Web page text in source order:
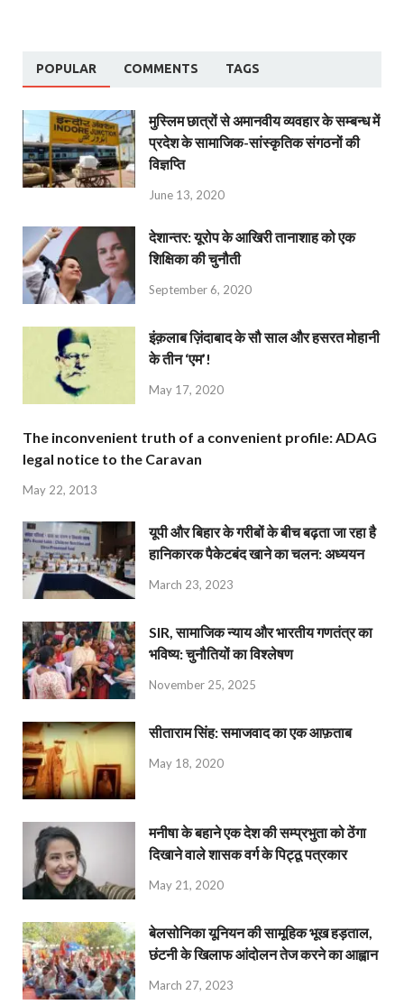
POPULAR COMMENTS TAGS
मुस्लिम छात्रों से अमानवीय व्यवहार के सम्बन्ध में
प्रदेश के सामाजिक-सांस्कृतिक संगठनों की
विज्ञप्ति
June 13, 2020
देशान्‍तर: यूरोप के आखिरी तानाशाह को एक
शिक्षिका की चुनौती
September 6, 2020
इंक़लाब ज़िंदाबाद के सौ साल और हसरत मोहानी
के तीन ‘एम’!
May 17, 2020
The inconvenient truth of a convenient profile: ADAG
legal notice to the Caravan
May 22, 2013
यूपी और बिहार के गरीबों के बीच बढ़ता जा रहा है
हानिकारक पैकेटबंद खाने का चलन: अध्ययन
March 23, 2023
SIR, सामाजिक न्याय और भारतीय गणतंत्र का
भविष्य: चुनौतियों का विश्लेषण
November 25, 2025
सीताराम सिंह: समाजवाद का एक आफ़ताब
May 18, 2020
मनीषा के बहाने एक देश की सम्प्रभुता को ठेंगा
दिखाने वाले शासक वर्ग के पिट्ठू पत्रकार
May 21, 2020
बेलसोनिका यूनियन की सामूहिक भूख हड़ताल,
छंटनी के खिलाफ आंदोलन तेज करने का आह्वान
March 27, 2023